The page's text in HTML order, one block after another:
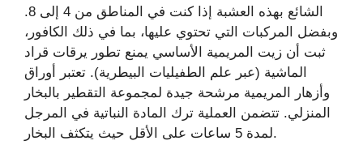
الشائع بهذه العشبة إذا كنت في المناطق من 4 إلى 8.
وبفضل المركبات التي تحتوي عليها، بما في ذلك الكافور،
ثبت أن زيت المريمية الأساسي يمنع تطور يرقات قراد
الماشية (عبر علم الطفيليات البيطرية). تعتبر أوراق
وأزهار المريمية مرشحة جيدة لمجموعة التقطير بالبخار
المنزلي. تتضمن العملية ترك المادة النباتية في المرجل
لمدة 5 ساعات على الأقل حيث يتكثف البخار.